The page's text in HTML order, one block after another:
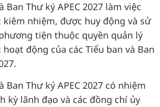
Ban Thư ký APEC 2027 làm việc
nhiệm, được huy động và sử
tiện thuộc quyền quản lý
hoạt động của các Tiểu ban và Ban
Ban Thư ký APEC 2027 có nhiệm
kỳ lãnh đạo và các đồng chí ủy